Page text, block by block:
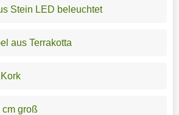
Stein LED beleuchtet
aus Terrakotta
cm groß